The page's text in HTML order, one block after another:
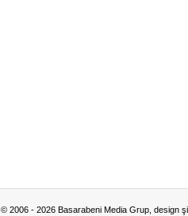
© 2006 - 2026 Basarabeni Media Grup, design